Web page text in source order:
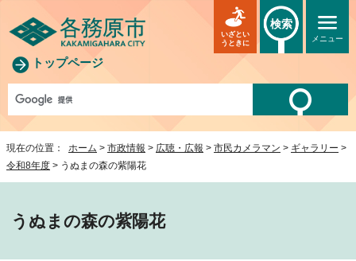
トップページ
メニュー
いざとい
うときに
検索
現在の位置： ホーム > 市政情報 > 広聴・広報 > 市民カメラマン > ギャラリー >
令和8年度 > うぬまの森の紫陽花
うぬまの森の紫陽花